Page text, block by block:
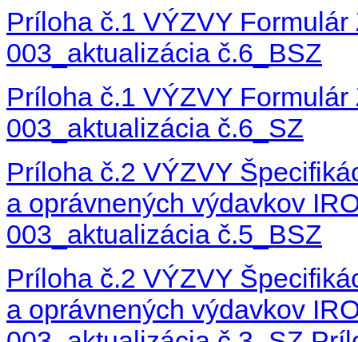
Príloha č.1 VÝZVY
003_aktualizácia č.6_BSZ
Príloha č.1 VÝZVY
003_aktualizácia č.6_SZ
Príloha č.2 VÝZVY
a oprávnených výdavkov
003_aktualizácia č.5_BSZ
Príloha č.2 VÝZVY
a oprávnených výdavkov